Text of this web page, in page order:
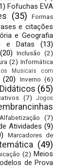
Fofuchas EVA
(35)
Formas
e citações
e Geografia
e Datas
(13)
(20) Inclusão (2)
(2) Informática
Musicais com
(20) Inverno (6)
(65)
(7)
Jogos
(7)
Atividades (9)
Marcadores de
(49)
(2) Meios
de Prova